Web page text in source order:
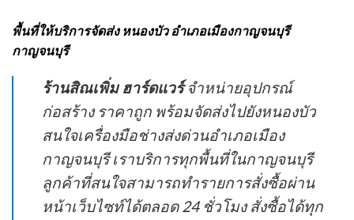
พื้นที่ให้บริการจัดส่ง หนองบัว อำเภอเมืองกาญจนบุรี
กาญจนบุรี
ร้านสิณเพิ่ม ฮาร์ดแวร์จำหน่ายอุปกรณ์
ก่อสร้าง ราคาถูก พร้อมจัดส่งไปยังหนองบัว
สนใจเครื่องมือช่างส่งด่วนอำเภอเมือง
กาญจนบุรี เราบริการทุกพื้นที่ในกาญจนบุรี
ลูกค้าที่สนใจสามารถทำรายการสั่งซื้อผ่าน
หน้าเว็บไซท์ได้ตลอด 24 ชั่วโมง สั่งซื้อได้ทุก